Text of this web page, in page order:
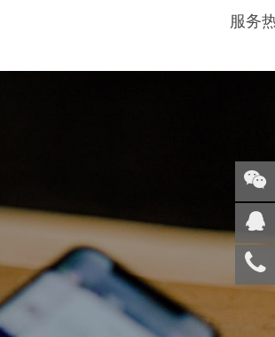
服务
关注
微信
在线
客服